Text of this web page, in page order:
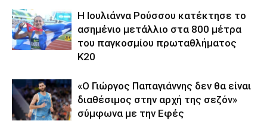
Η Ιουλιάννα Ρούσσου κατέκτησε το
ασημένιο μετάλλιο στα 800 μέτρα
του παγκοσμίου πρωταθλήματος
Κ20
«Ο Γιώργος Παπαγιάννης δεν θα είναι
διαθέσιμος στην αρχή της σεζόν»
σύμφωνα με την Εφές